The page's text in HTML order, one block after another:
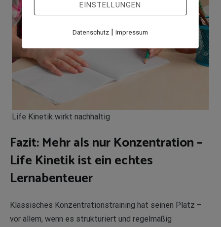
Life Kinetik wirkt nachhaltig
Fazit: Mehr als nur Konzentration –
Life Kinetik ist ein echtes
Lernabenteuer
Klassisches Konzentrationstraining hat seinen Platz –
vor allem, wenn es strukturiert und regelmäßig
EINSTELLUNGEN
Datenschutz |Impressum